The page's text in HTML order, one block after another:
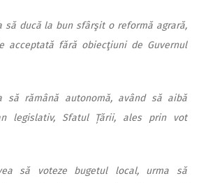
să ducă la bun sfârşit o reformă agrară,
acceptată fără obiecţiuni de Guvernul
să rămână autonomă, având să aibă
legislativ, Sfatul Țării, ales prin vot
să voteze bugetul local, urma să